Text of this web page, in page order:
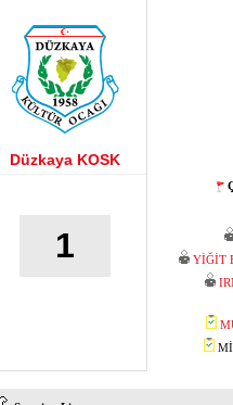
Düzkaya KOSK
1
YİĞİT